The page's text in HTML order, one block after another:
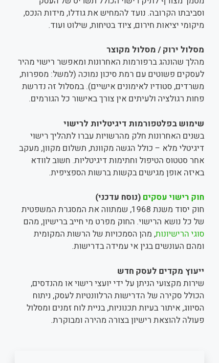
וסביבתו הקרובה. נועד להמחיש את גודלו, מידות הנכס,
מיקומי יציאות חירום, ציוד בטיחות, שילוט ועוד.
מסלול ירוק / מסלול מקוצר
מהלך שהונהג ברפורמות האחרונות ומאפשר רישוי מהיר
לעסקים פשוטים עם רמת סיכון נמוכה (למשל: מספרות,
משרדים, סטודיו לאימונים אישיים). במסלול זה נדרשת
פחות רגולציה ולעיתים אין צורך באישור כל הגורמים.
שימוש בפלטפורמות דיגיטליות לרישוי
בשנים האחרונות חלק מהרשויות עברו לתהליך רישוי
דיגיטלי מלא – כולל הגשה מקוונת, תשלום מקוון, מעקב
אחר סטטוס הטיפול וחתימות דיגיטליות. חשוב לוודא
באיזה אופן מגישים בקשות ברשות הספציפית.
חוק רישוי עסקים (נוסח עדכני)
חוק יסוד משנת 1968, שמתווה את המסגרת המשפטית
של כל נושא הרישוי. החוק מפרט מי חייב ברישיון, מהם
סוגי הרישיונות, מהן הסמכויות של הרשות המקומית
ומהם העונשים בגין אי עמידה בדרישות.
ייעוץ מקדים לעסק חדש
שירות מקצועי הניתן על ידי יועצי רישוי או מהנדסים,
הכולל סקירה של הדרישות הרלוונטיות לעסק, ניתוח
הסיווג, איתור בעיות תכנוניות, בניית לוח זמנים ומסלול
פעולה להוצאת רישיון בצורה מהירה ומבוקרת.